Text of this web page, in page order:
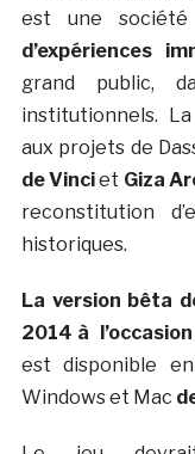
est une société
d’expériences
grand public,
institutionnels.
aux projets de
de Vinciet Giza
reconstitution
historiques.
La version bêta
2014 à
est disponible en
Windows et Mac